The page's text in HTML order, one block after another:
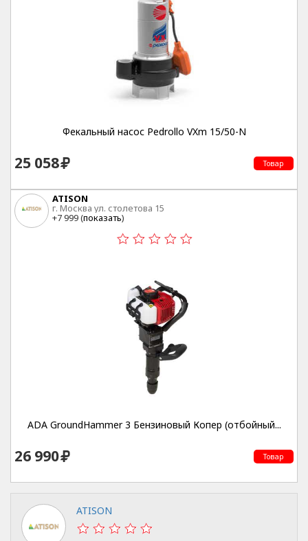
Фекальный насос Pedrollo VXm 15/50-N
25 058 Товар
ATISON
г. Москва ул. столетова 15
+7 999 (показать)
ADA GroundHammer 3 Бензиновый Копер (отбойный...
26 990 Товар
ATISON